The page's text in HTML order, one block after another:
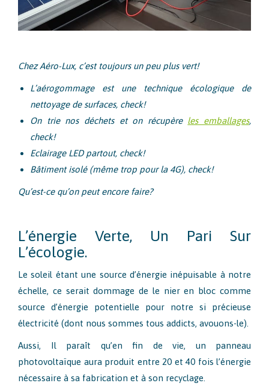
Chez Aéro-Lux, c’est toujours un peu plus vert!
L’aérogommage est une technique écologique de
nettoyage de surfaces, check!
On trie nos déchets et on récupère les emballages,
check!
Eclairage LED partout, check!
Bâtiment isolé (même trop pour la 4G), check!
Qu’est-ce qu’on peut encore faire?
L’énergie Verte, Un Pari Sur
L’écologie.
Le soleil étant une source d’énergie inépuisable à notre
échelle, ce serait dommage de le nier en bloc comme
source d’énergie potentielle pour notre si précieuse
électricité (dont nous sommes tous addicts, avouons-le).
Aussi, Il paraît qu’en fin de vie, un panneau
photovoltaïque aura produit entre 20 et 40 fois l’énergie
nécessaire à sa fabrication et à son recyclage.